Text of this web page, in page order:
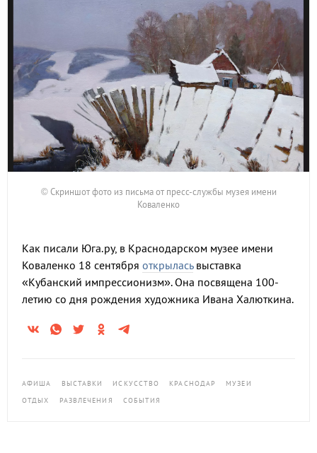
© Скриншот фото из письма от пресс-службы музея имени
Коваленко
Как писали Юга.ру, в Краснодарском музее имени
Коваленко 18 сентября открыласьвыставка
«Кубанский импрессионизм». Она посвящена 100-
летию со дня рождения художника Ивана Халюткина.
АФИША ВЫСТАВКИ ИСКУССТВО КРАСНОДАР
МУЗЕИ
ОТДЫХ
РАЗВЛЕЧЕНИЯ СОБЫТИЯ